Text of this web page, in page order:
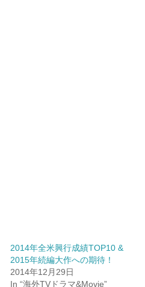
2014年全米興行成績TOP10 &
2015年続編大作への期待！
2014年12月29日
In “海外TVドラマ&Movie”